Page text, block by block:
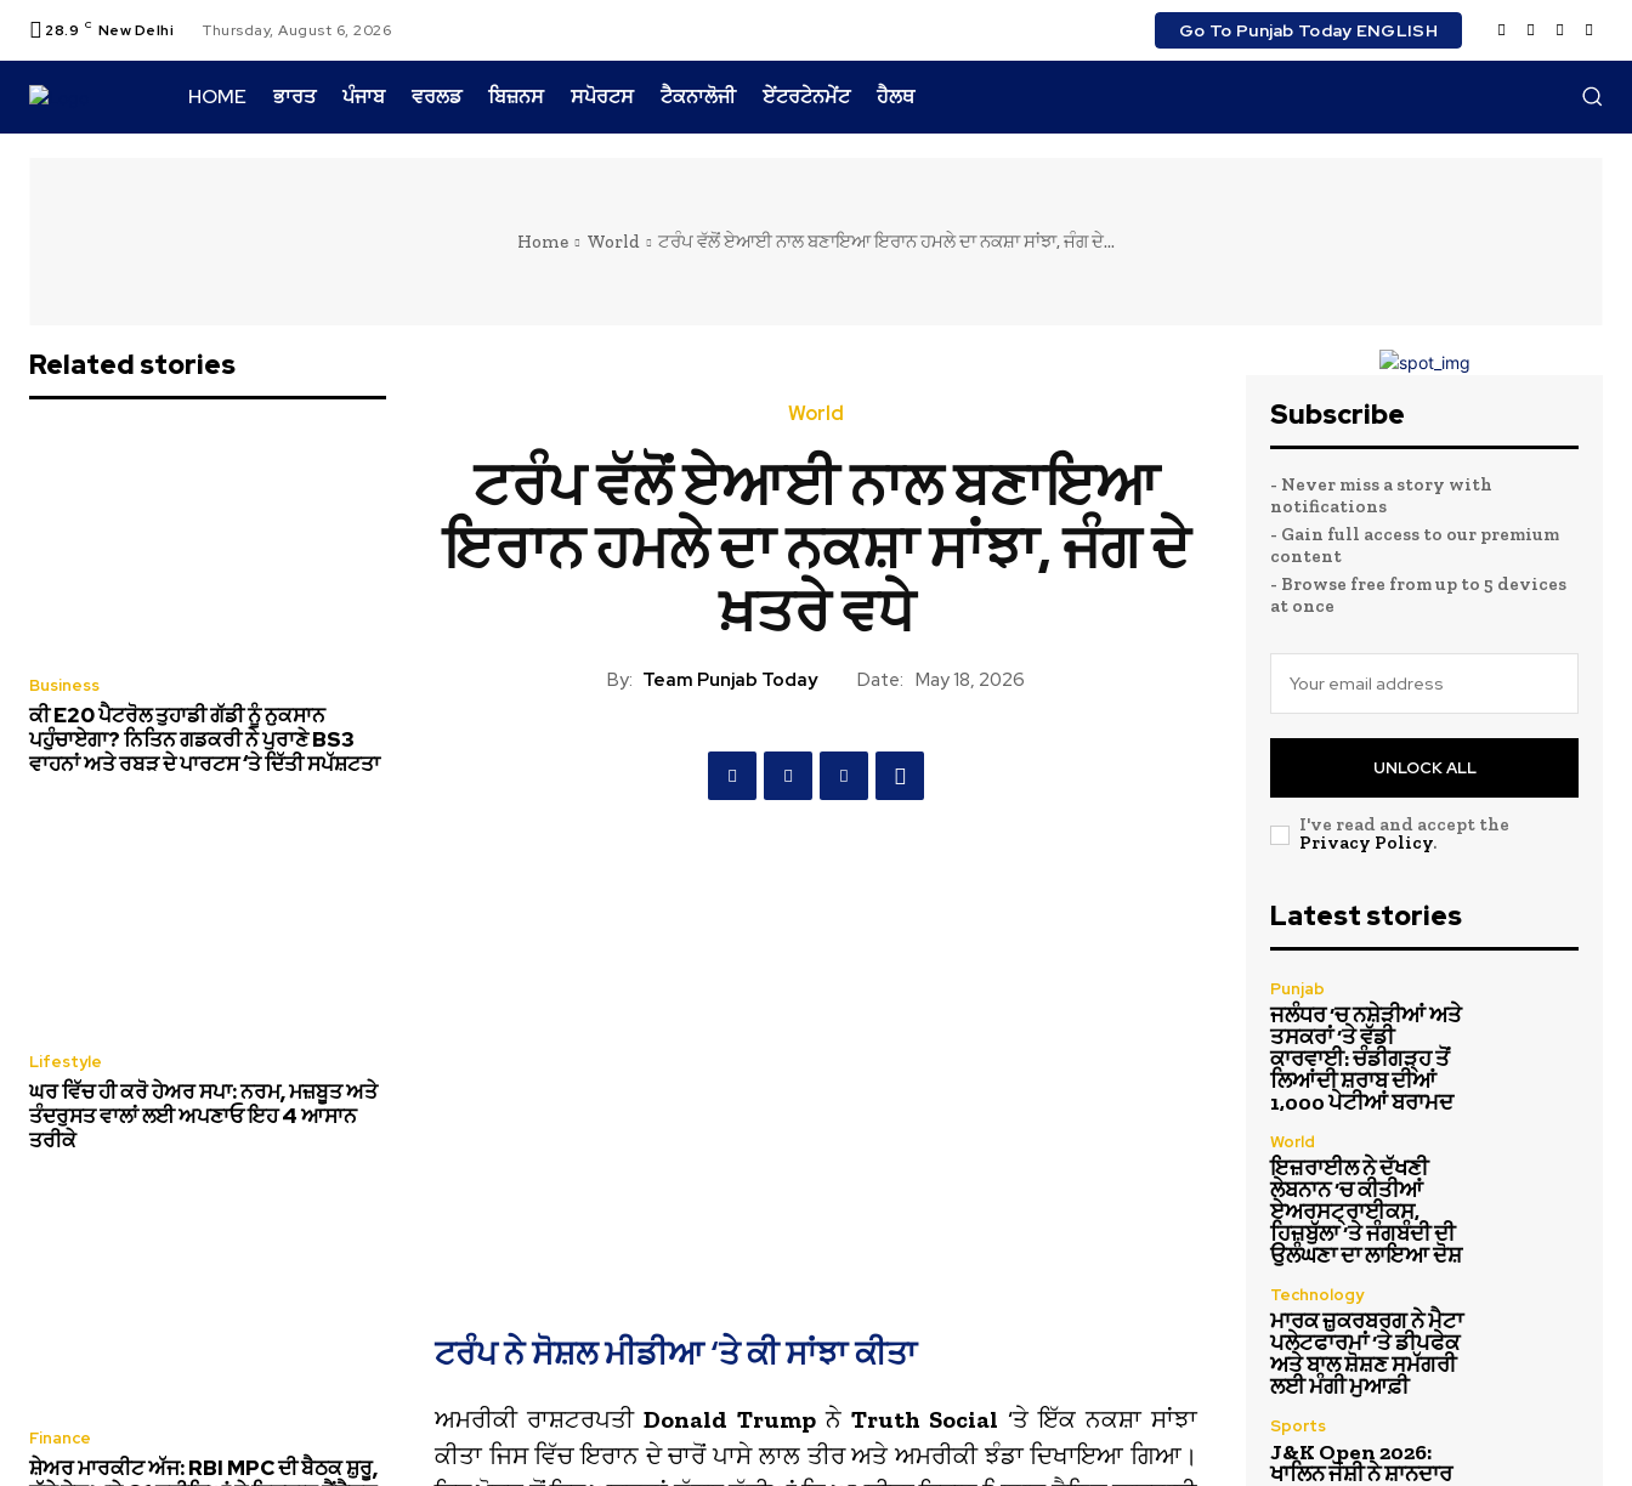
28.9 C New Delhi Thursday, August 6, 2026 Go To Punjab Today ENGLISH
HOME ਭਾਰਤ ਪੰਜਾਬ ਵਰਲਡ ਬਿਜ਼ਨਸ ਸਪੋਰਟਸ ਟੈਕਨਾਲੋਜੀ ਏਂਟਰਟੇਨਮੇਂਟ ਹੈਲਥ
Home World ਟਰੰਪ ਵੱਲੋਂ ਏਆਈ ਨਾਲ ਬਣਾਇਆ ਇਰਾਨ ਹਮਲੇ ਦਾ ਨਕਸ਼ਾ ਸਾਂਝਾ, ਜੰਗ ਦੇ...
Related stories
Business
ਕੀ E20 ਪੈਟਰੋਲ ਤੁਹਾਡੀ ਗੱਡੀ ਨੂੰ ਨੁਕਸਾਨ
ਪਹੁੰਚਾਏਗਾ? ਨਿਤਿਨ ਗਡਕਰੀ ਨੇ ਪੁਰਾਣੇ BS3
ਵਾਹਨਾਂ ਅਤੇ ਰਬੜ ਦੇ ਪਾਰਟਸ ‘ਤੇ ਦਿੱਤੀ ਸਪੱਸ਼ਟਤਾ
Lifestyle
ਘਰ ਵਿੱਚ ਹੀ ਕਰੋ ਹੇਅਰ ਸਪਾ: ਨਰਮ, ਮਜ਼ਬੂਤ ਅਤੇ
ਤੰਦਰੁਸਤ ਵਾਲਾਂ ਲਈ ਅਪਣਾਓ ਇਹ 4 ਆਸਾਨ
ਤਰੀਕੇ
Finance
ਸ਼ੇਅਰ ਮਾਰਕੀਟ ਅੱਜ: RBI MPC ਦੀ ਬੈਠਕ ਸ਼ੁਰੂ,
World
ਟਰੰਪ ਵੱਲੋਂ ਏਆਈ ਨਾਲ ਬਣਾਇਆ
ਇਰਾਨ ਹਮਲੇ ਦਾ ਨਕਸ਼ਾ ਸਾਂਝਾ, ਜੰਗ ਦੇ
ਖ਼ਤਰੇ ਵਧੇ
By: Team Punjab Today Date: May 18, 2026
ਟਰੰਪ ਨੇ ਸੋਸ਼ਲ ਮੀਡੀਆ ‘ਤੇ ਕੀ ਸਾਂਝਾ ਕੀਤਾ
ਅਮਰੀਕੀ ਰਾਸ਼ਟਰਪਤੀ Donald Trumpਨੇ Truth Social ‘ਤੇ ਇੱਕ ਨਕਸ਼ਾ ਸਾਂਝਾ
ਕੀਤਾ ਜਿਸ ਵਿੱਚ ਇਰਾਨ ਦੇ ਚਾਰੋਂ ਪਾਸੇ ਲਾਲ ਤੀਰ ਅਤੇ ਅਮਰੀਕੀ ਝੰਡਾ ਦਿਖਾਇਆ ਗਿਆ।
Subscribe
- Never miss a story with
notifications
- Gain full access to our premium
content
- Browse free from up to 5 devices
at once
UNLOCK ALL
I've read and accept the
Privacy Policy.
Latest stories
Punjab
ਜਲੰਧਰ ‘ਚ ਨਸ਼ੇੜੀਆਂ ਅਤੇ
ਤਸਕਰਾਂ ‘ਤੇ ਵੱਡੀ
ਕਾਰਵਾਈ: ਚੰਡੀਗੜ੍ਹ ਤੋਂ
ਲਿਆਂਦੀ ਸ਼ਰਾਬ ਦੀਆਂ
1,000 ਪੇਟੀਆਂ ਬਰਾਮਦ
World
ਇਜ਼ਰਾਈਲ ਨੇ ਦੱਖਣੀ
ਲੇਬਨਾਨ ‘ਚ ਕੀਤੀਆਂ
ਏਅਰਸਟ੍ਰਾਈਕਸ,
ਹਿਜ਼ਬੁੱਲਾ ‘ਤੇ ਜੰਗਬੰਦੀ ਦੀ
ਉਲੰਘਣਾ ਦਾ ਲਾਇਆ ਦੋਸ਼
Technology
ਮਾਰਕ ਜ਼ੁਕਰਬਰਗ ਨੇ ਮੈਟਾ
ਪਲੇਟਫਾਰਮਾਂ ‘ਤੇ ਡੀਪਫੇਕ
ਅਤੇ ਬਾਲ ਸ਼ੋਸ਼ਣ ਸਮੱਗਰੀ
ਲਈ ਮੰਗੀ ਮੁਆਫ਼ੀ
Sports
J&K Open 2026:
ਖਾਲਿਨ ਜੋਸ਼ੀ ਨੇ ਸ਼ਾਨਦਾਰ